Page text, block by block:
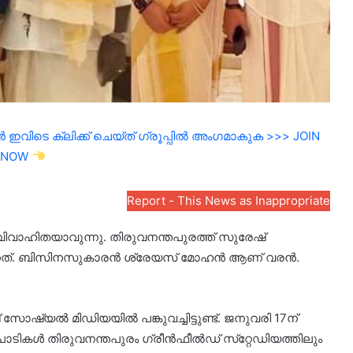
ക്ലിക്ക് ചെയ്ത് ഗ്രൂപ്പിൽ അംഗമാകുക >>> JOIN
NOW
Report - This News as Inappropriate
തിരുവനന്തപുരത്ത് സുരേഷ്
ബിസിനസുകാരന്‍ ശ്രേയസ് മോഹന്‍ ആണ് വരന്‍.
മിഡിയയില്‍ പങ്കുവച്ചിട്ടുണ്ട്. ജനുവരി 17ന്
തിരുവനന്തപുരം ഗ്രീന്‍ഫീല്‍ഡ് സ്‌റ്റേഡിയത്തിലും